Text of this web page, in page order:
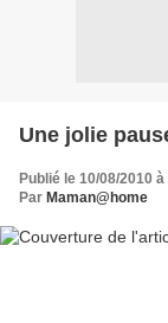
Une jolie
Publié le 10/08/2010
Par Maman@home